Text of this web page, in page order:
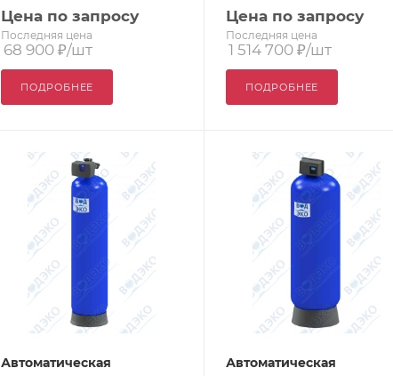
Цена по запросу
Последняя цена
68 900 ₽/шт
ПОДРОБНЕЕ
Цена по запросу
Последняя цена
1 514 700 ₽/шт
ПОДРОБНЕЕ
Автоматическая
Автоматическая